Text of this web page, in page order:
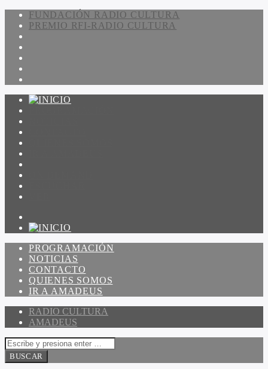
FUNDACIÓN RADIO CULTURA
PREMIO RFI-RADIO CULTURA
PROGRAMACIÓN
NOTICIAS
CONTACTO
QUIENES SOMOS
IR A AMADEUS
RADIO CULTURA
AMADEUS